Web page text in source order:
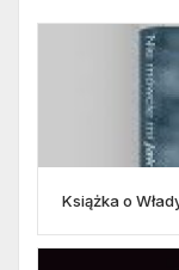
Książka o